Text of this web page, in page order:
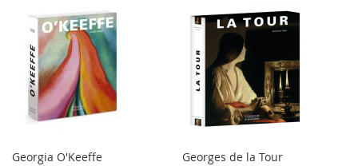
Georgia O'Keeffe
Georges de la Tour